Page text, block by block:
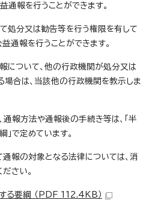
報を行うことができます。
処分又は勧告等を行う権限を有して
通報を行うことができます。
について、他の行政機関が処分又は
場合は、当該他の行政機関を教示しま
報方法や通報後の手続き等は、「半
で定めています。
報の対象となる法律については、消
さい。
る要綱 （PDF 112.4KB）